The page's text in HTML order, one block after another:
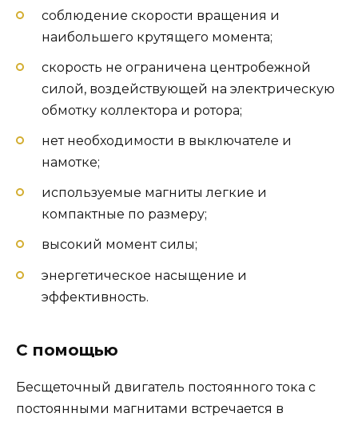
соблюдение скорости вращения и
наибольшего крутящего момента;
скорость не ограничена центробежной
силой, воздействующей на электрическую
обмотку коллектора и ротора;
нет необходимости в выключателе и
намотке;
используемые магниты легкие и
компактные по размеру;
высокий момент силы;
энергетическое насыщение и
эффективность.
С помощью
Бесщеточный двигатель постоянного тока с
постоянными магнитами встречается в